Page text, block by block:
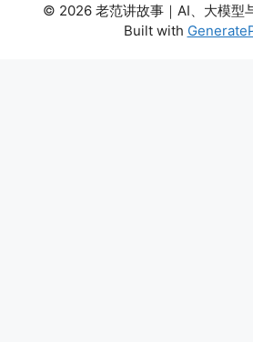
© 2026 老范讲故事｜AI、大模型
Built with